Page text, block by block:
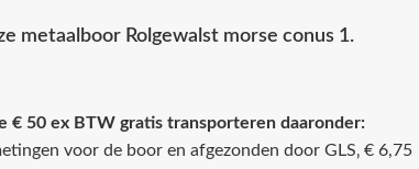
metaalboor Rolgewalst morse conus 1.
€ 50 ex BTW gratis transporteren daaronder:
voor de boor en afgezonden door GLS‚ € 6,75